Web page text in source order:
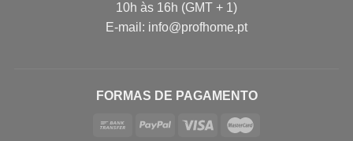
10h às 16h (GMT + 1)
E-mail: info@profhome.pt
FORMAS DE PAGAMENTO